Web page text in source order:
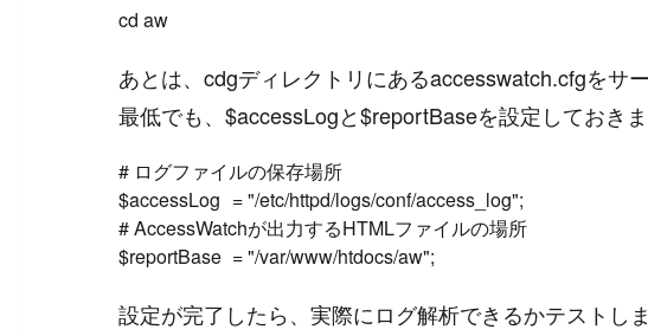
あとは、cdgディレクトリにあるaccesswatch.cfgをサ
最低でも、$accessLogと$reportBaseを設定しておきま
# ログファイルの保存場所
$accessLog	= "/etc/httpd/logs/conf/access_log";
# AccessWatchが出力するHTMLファイルの場所
設定が完了したら、実際にログ解析できるかテストしま